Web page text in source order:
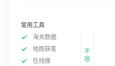
常用工具
海关数据
地图获客
在线搜
不
限